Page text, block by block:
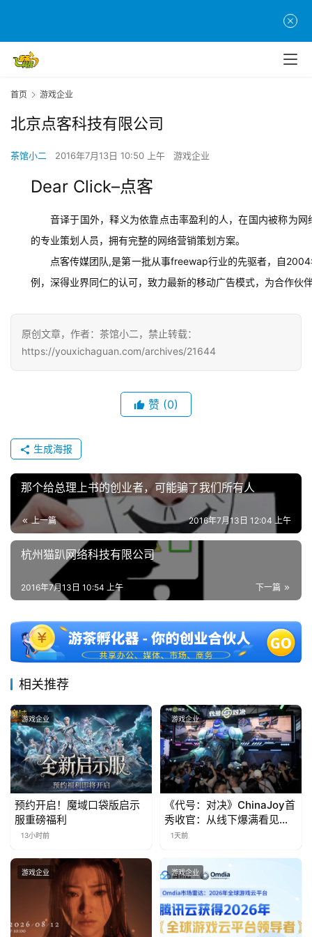
游
原
戏
单
机
休
闲
游
戏
2
第
三
届
金
茶
7
月
3
0
日
首页 游戏企业
北京点客科技有限公司
茶馆小二 2016年7月13日 10:50 上午 游戏企业
Dear Click–点客
音译于国外，释义为依靠点击率盈利的人，在国内被称为
的专业策划人员，拥有完整的网络营销策划方案。
点客传媒团队,是第一批从事freewap行业的先驱者，自
例，深得业界同仁的认可，致力最新的移动广告模式，为合作伙
原创文章，作者：茶馆小二，禁止转载：
https://youxichaguan.com/archives/21644
赞 (0)
生成海报
那个给总理上书的创业者，可能骗了我们所有人
上一篇 2016年7月13日 12:04 上午
杭州猫趴网络科技有限公司
下一篇
2016年7月13日 10:54 上午
相关推荐
游戏企业
预约开启！魔域口袋版启示
服重磅福利
13小时前
游戏企业
《代号：对决》ChinaJoy首
秀收官：从线下爆满看见玩
家的真实期待
1天前
游戏企业 游戏企业